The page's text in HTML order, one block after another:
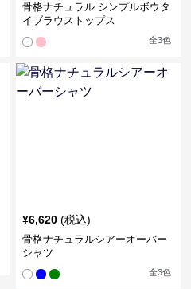
骨格ナチュラル シンプルボウタ
イブラウストップス
全3色
¥6,620 (税込)
骨格ナチュラルシアーオーバー
シャツ
全3色